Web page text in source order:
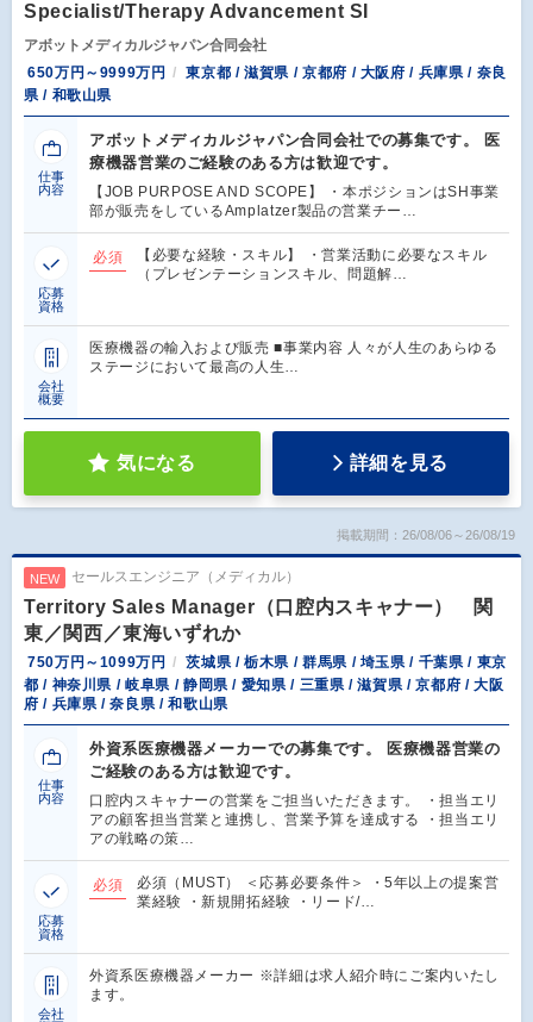
Specialist/Therapy Advancement SI
アボットメディカルジャパン合同会社
650万円～9999万円
東京都 / 滋賀県 / 京都府 / 大阪府 / 兵庫県 / 奈良
県 / 和歌山県
仕事
内容
アボットメディカルジャパン合同会社での募集です。 医
療機器営業のご経験のある方は歓迎です。
【JOB PURPOSE AND SCOPE】 ・本ポジションはSH事業
部が販売をしているAmplatzer製品の営業チー…
応募
資格
必須
【必要な経験・スキル】 ・営業活動に必要なスキル
（プレゼンテーションスキル、問題解…
会社
概要
医療機器の輸入および販売 ■事業内容 人々が人生のあらゆる
ステージにおいて最高の人生…
気になる 詳細を見る
掲載期間：26/08/06～26/08/19
NEW セールスエンジニア（メディカル）
Territory Sales Manager（口腔内スキャナー） 関
東／関西／東海いずれか
750万円～1099万円
茨城県 / 栃木県 / 群馬県 / 埼玉県 / 千葉県 / 東京
都 / 神奈川県 / 岐阜県 / 静岡県 / 愛知県 / 三重県 / 滋賀県 / 京都府 / 大阪
府 / 兵庫県 / 奈良県 / 和歌山県
仕事
内容
外資系医療機器メーカーでの募集です。 医療機器営業の
ご経験のある方は歓迎です。
口腔内スキャナーの営業をご担当いただきます。 ・担当エリ
アの顧客担当営業と連携し、営業予算を達成する ・担当エリ
アの戦略の策…
応募
資格
必須
必須（MUST） ＜応募必要条件＞ ・5年以上の提案営
業経験 ・新規開拓経験 ・リード/…
会社
外資系医療機器メーカー ※詳細は求人紹介時にご案内いたし
ます。